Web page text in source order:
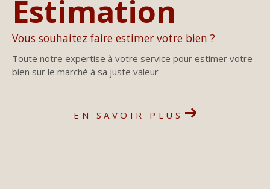
Estimation
Vous souhaitez faire estimer votre bien ?
Toute notre expertise à votre service pour estimer votre
bien sur le marché à sa juste valeur
EN SAVOIR PLUS